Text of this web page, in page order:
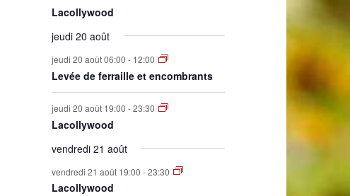
Lacollywood
jeudi 20 août
jeudi 20 août 06:00 - 12:00
Levée de ferraille et encombrants
jeudi 20 août 19:00 -23:30
Lacollywood
vendredi 21 août
vendredi 21 août 19:00 -23:30
Lacollywood